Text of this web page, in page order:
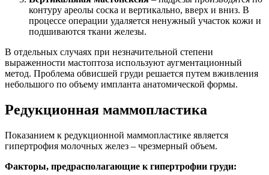
контуру ареолы соска и вертикально, вверх и вниз. В
процессе операции удаляется ненужный участок кожи и
подшиваются ткани железы.
В отдельных случаях при незначительной степени
выраженности мастоптоза используют аугментационный
метод. Проблема обвисшей груди решается путем вживления
небольшого по объему импланта анатомической формы.
Редукционная маммопластика
Показанием к редукционной маммопластике является
гипертрофия молочных желез – чрезмерный объем.
Факторы, предрасполагающие к гипертрофии груди: